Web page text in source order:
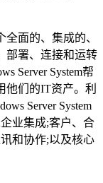
面的、集成的、
部署、连接和运转
Server System帮
他们的IT资产。利
Server System
业集成;客户、合
和协作;以及核心